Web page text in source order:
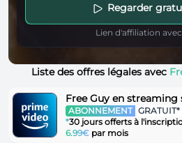
Regarder
Lien d'affiliation
Liste des offres légales avec
Free Guy en
ABONNEMENT GRATUIT*
*30 jours offerts à
6.99€ par mois